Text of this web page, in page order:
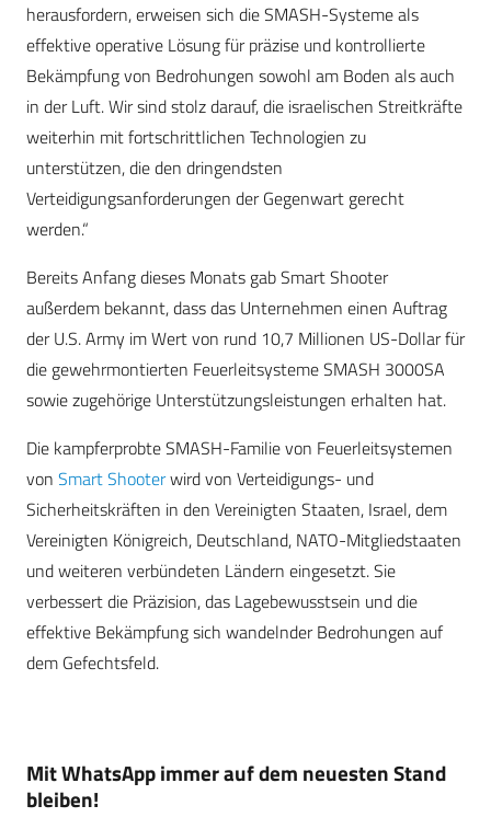
herausfordern, erweisen sich die SMASH-Systeme als
effektive operative Lösung für präzise und kontrollierte
Bekämpfung von Bedrohungen sowohl am Boden als auch
in der Luft. Wir sind stolz darauf, die israelischen Streitkräfte
weiterhin mit fortschrittlichen Technologien zu
unterstützen, die den dringendsten
Verteidigungsanforderungen der Gegenwart gerecht
werden.“
Bereits Anfang dieses Monats gab Smart Shooter
außerdem bekannt, dass das Unternehmen einen Auftrag
der U.S. Army im Wert von rund 10,7 Millionen US-Dollar für
die gewehrmontierten Feuerleitsysteme SMASH 3000SA
sowie zugehörige Unterstützungsleistungen erhalten hat.
Die kampferprobte SMASH-Familie von Feuerleitsystemen
von Smart Shooterwird von Verteidigungs- und
Sicherheitskräften in den Vereinigten Staaten, Israel, dem
Vereinigten Königreich, Deutschland, NATO-Mitgliedstaaten
und weiteren verbündeten Ländern eingesetzt. Sie
verbessert die Präzision, das Lagebewusstsein und die
effektive Bekämpfung sich wandelnder Bedrohungen auf
dem Gefechtsfeld.
Mit WhatsApp immer auf dem neuesten Stand
bleiben!